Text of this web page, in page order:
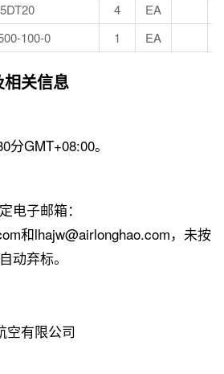
4
EA
100-0 1 EA
关信息
分GMT+08:00。
电子邮箱：
和lhajw@airlonghao.com，未按
动弃标。
空有限公司